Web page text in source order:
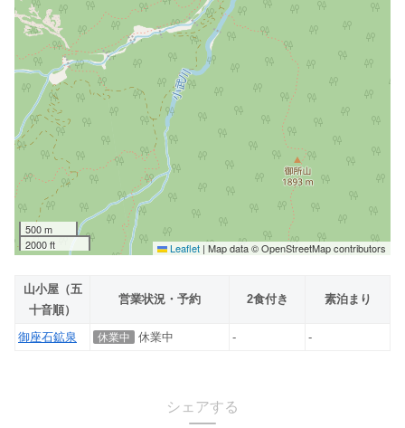
500 m
2000 ft
Leaflet | Map data © OpenStreetMap contributors
山小屋（五
十音順）
営業状況・予約 2食付き 素泊まり
御座石鉱泉 休業中 休業中 - -
シェアする